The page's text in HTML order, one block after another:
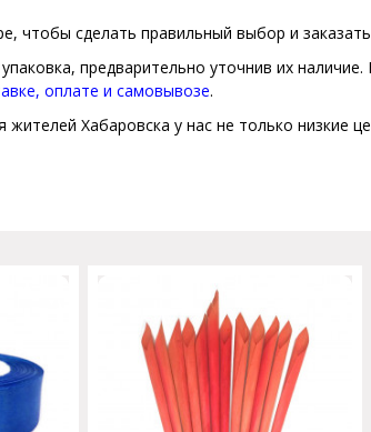
чтобы сделать правильный выбор и
предварительно уточнив их
оплате и самовывозе.
Хабаровска у нас не только низкие